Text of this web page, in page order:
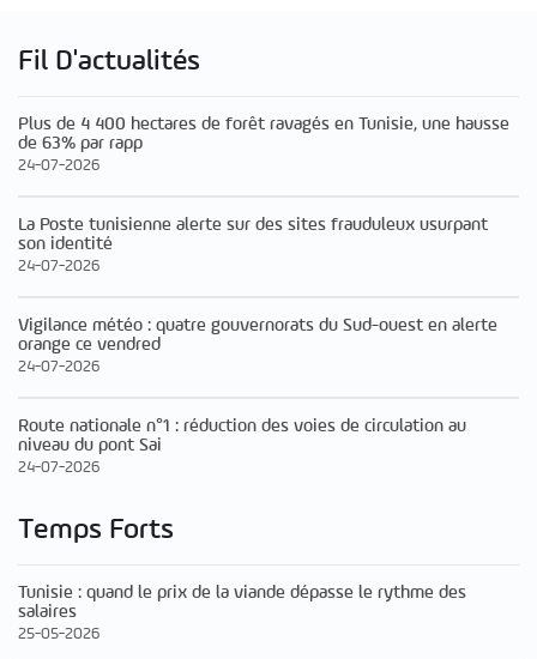
Fil D'actualités
Plus de 4 400 hectares de forêt ravagés en Tunisie, une hausse
de 63% par rapp
24-07-2026
La Poste tunisienne alerte sur des sites frauduleux usurpant
son identité
24-07-2026
Vigilance météo : quatre gouvernorats du Sud-ouest en alerte
orange ce vendred
24-07-2026
Route nationale n°1 : réduction des voies de circulation au
niveau du pont Sai
24-07-2026
Temps Forts
Tunisie : quand le prix de la viande dépasse le rythme des
salaires
25-05-2026